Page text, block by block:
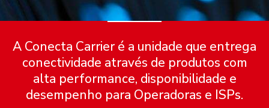
A Conecta Carrier é a unidade que entrega
conectividade através de produtos com
alta performance, disponibilidade e
desempenho para Operadoras e ISPs.